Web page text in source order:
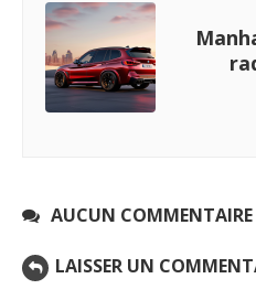
AUCUN COMMENTAIRE
LAISSER UN